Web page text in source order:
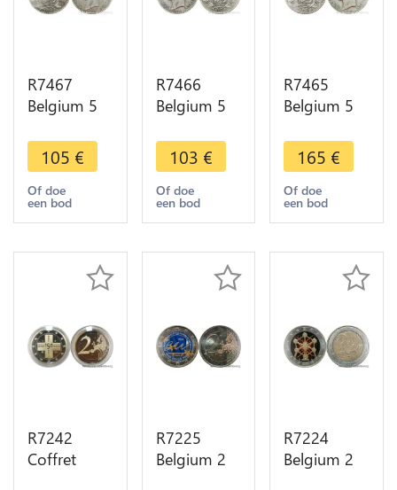
R7467
Belgium 5
Leopold I
1851
Argent
Silver ->
105 €
Of doe
een bod
R7466
Belgium 5
Leopold I
1850 Dot
up date
Argent
Make offer
103 €
Of doe
een bod
R7465
Belgium 5
Leopold I
1865
Argent
Silver ->
165 €
Of doe
een bod
R7242
Coffret
R7225
Belgium 2
R7224
Belgium 2